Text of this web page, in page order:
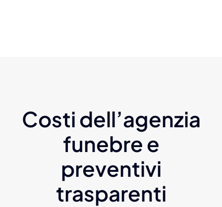
Costi dell’agenzia
funebre e
preventivi
trasparenti